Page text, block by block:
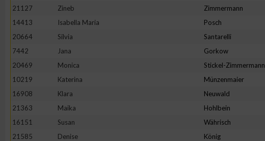
21127
Zineb Zimmermann
14413
Isabella Maria Posch
20664
Silvia Santarelli
7442
Jana Gorkow
20469
Monica Stickel-Zimmermann
10219
Katerina Münzenmaier
16908
Klara Neuwald
21363
Maika Hohlbein
16151
Susan Währisch
21585
Denise König
IAB-Besonderheiten:
Geräte anhand von aktiv angeforderten Informationen identifizieren
Nicht-IAB-Verarbeitungszwecke:
Notwendig